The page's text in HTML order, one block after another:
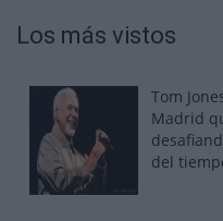
Los más vistos
Tom
Madrid
del